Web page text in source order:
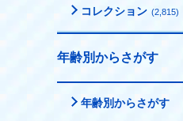
コレクション (2,815)
年齢別からさがす
年齢別からさがす